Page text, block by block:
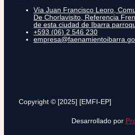
Vía Juan Francisco Leoro,
De Chorlavisito, Referencia
de esta ciudad de Ibarra
+593 (06) 2 546 230
Copyright © [2025] [EMFI-EP]
Desarrollado por